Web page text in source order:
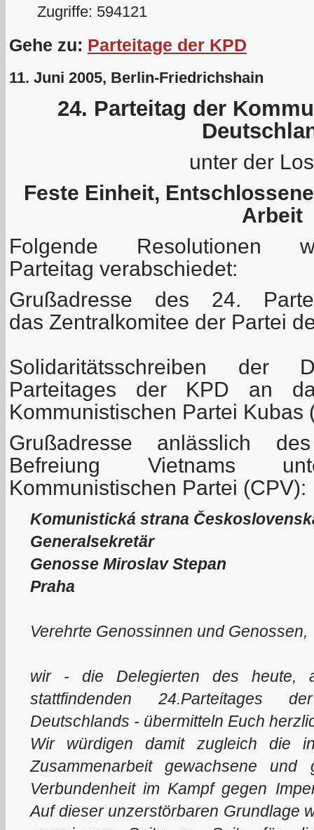
Zugriffe: 594121
Gehe zu: Parteitage der KPD
11. Juni 2005, Berlin-Friedrichshain
24. Parteitag der
unter der
Feste Einheit,
Arbeit
Folgende Resolutionen
Parteitag verabschiedet:
Grußadresse des 24.
das Zentralkomitee der Partei
Solidaritätsschreiben der
Parteitages der KPD an
Kommunistischen Partei Kubas
Grußadresse anlässlich
Befreiung Vietnams
Kommunistischen Partei (CPV):
Komunistická strana
Generalsekretär
Genosse Miroslav Stepan
Praha
Verehrte Genossinnen und Genossen,
wir - die Delegierten des heute,
stattfindenden 24.Parteitages
Deutschlands - übermitteln Euch
Wir würdigen damit zugleich die
Zusammenarbeit gewachsene und
Verbundenheit im Kampf gegen
Auf dieser unzerstörbaren Grundlage